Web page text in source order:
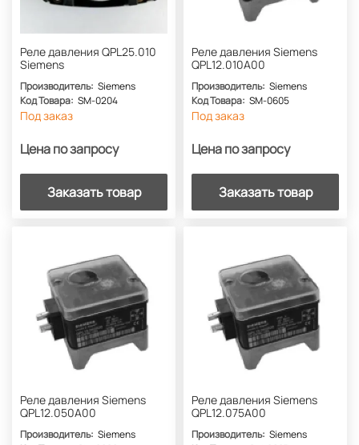
Реле давления QPL25.010
Siemens
Производитель: Siemens
Код Товара: SM-0204
Под заказ
Цена по запросу
Заказать товар
Реле давления Siemens
QPL12.010A00
Производитель: Siemens
Код Товара: SM-0605
Под заказ
Цена по запросу
Заказать товар
Реле давления Siemens
QPL12.050A00
Производитель: Siemens
Реле давления Siemens
QPL12.075A00
Производитель: Siemens